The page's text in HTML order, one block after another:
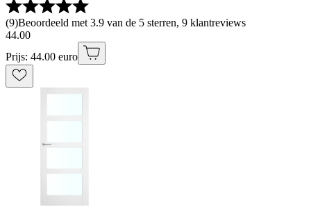
(9)Beoordeeld met 3.9 van de 5 sterren, 9 klantreviews
44.00
Prijs: 44.00 euro